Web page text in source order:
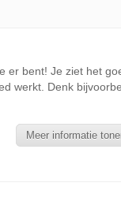
NIEUWE
er bent! Je ziet het
werkt. Denk
Meer informatie